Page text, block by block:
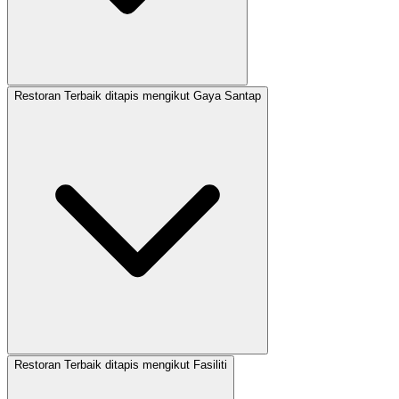
Restoran Terbaik ditapis mengikut Gaya Santap
Restoran Terbaik ditapis mengikut Fasiliti